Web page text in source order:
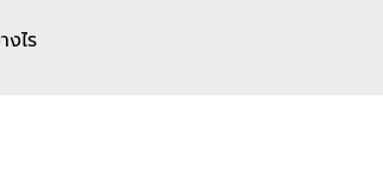
ไร